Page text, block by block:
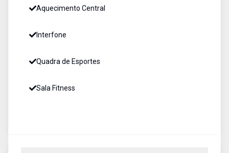
Aquecimento Central
Interfone
Quadra de Esportes
Sala Fitness